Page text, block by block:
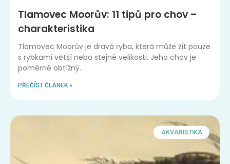
Tlamovec Moorův: 11 tipů pro chov –
charakteristika
Tlamovec Moorův je dravá ryba, která může žít pouze
s rybkami větší nebo stejné velikosti. Jeho chov je
poměrně obtížný.
PŘEČÍST ČLÁNEK »
AKVARISTIKA